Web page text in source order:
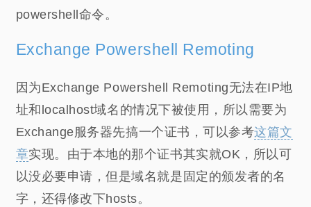
powershell命令。
Exchange Powershell Remoting
因为Exchange Powershell Remoting无法在IP地
址和localhost域名的情况下被使用，所以需要为
Exchange服务器先搞一个证书，可以参考这篇文
章实现。由于本地的那个证书其实就OK，所以可
以没必要申请，但是域名就是固定的颁发者的名
字，还得修改下hosts。